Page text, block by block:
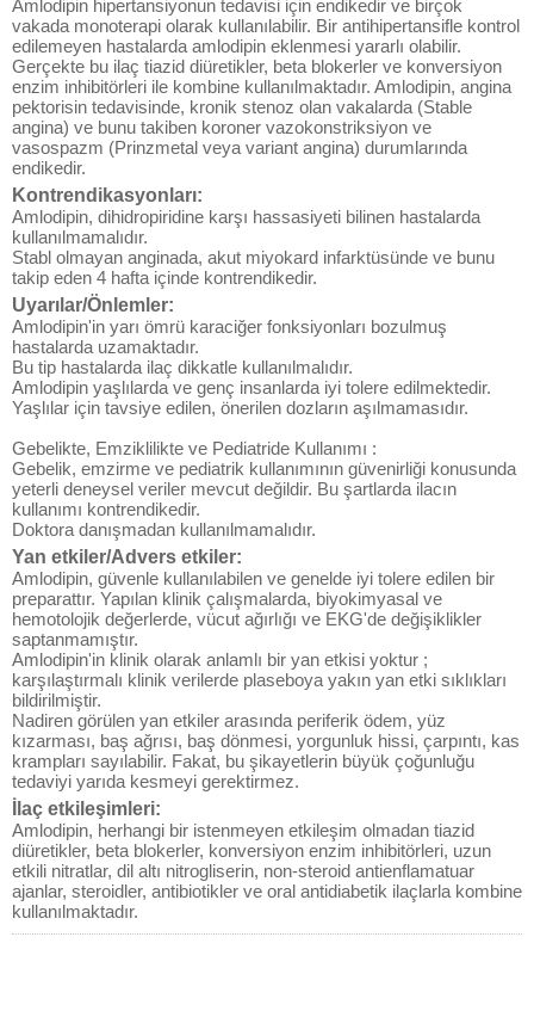
Amlodipin hipertansiyonun tedavisi için endikedir ve birçok
vakada monoterapi olarak kullanılabilir. Bir antihipertansifle kontrol
edilemeyen hastalarda amlodipin eklenmesi yararlı olabilir.
Gerçekte bu ilaç tiazid diüretikler, beta blokerler ve konversiyon
enzim inhibitörleri ile kombine kullanılmaktadır. Amlodipin, angina
pektorisin tedavisinde, kronik stenoz olan vakalarda (Stable
angina) ve bunu takiben koroner vazokonstriksiyon ve
vasospazm (Prinzmetal veya variant angina) durumlarında
endikedir.
Kontrendikasyonları:
Amlodipin, dihidropiridine karşı hassasiyeti bilinen hastalarda
kullanılmamalıdır.
Stabl olmayan anginada, akut miyokard infarktüsünde ve bunu
takip eden 4 hafta içinde kontrendikedir.
Uyarılar/Önlemler:
Amlodipin'in yarı ömrü karaciğer fonksiyonları bozulmuş
hastalarda uzamaktadır.
Bu tip hastalarda ilaç dikkatle kullanılmalıdır.
Amlodipin yaşlılarda ve genç insanlarda iyi tolere edilmektedir.
Yaşlılar için tavsiye edilen, önerilen dozların aşılmamasıdır.
Gebelikte, Emziklilikte ve Pediatride Kullanımı :
Gebelik, emzirme ve pediatrik kullanımının güvenirliği konusunda
yeterli deneysel veriler mevcut değildir. Bu şartlarda ilacın
kullanımı kontrendikedir.
Doktora danışmadan kullanılmamalıdır.
Yan etkiler/Advers etkiler:
Amlodipin, güvenle kullanılabilen ve genelde iyi tolere edilen bir
preparattır. Yapılan klinik çalışmalarda, biyokimyasal ve
hemotolojik değerlerde, vücut ağırlığı ve EKG'de değişiklikler
saptanmamıştır.
Amlodipin'in klinik olarak anlamlı bir yan etkisi yoktur ;
karşılaştırmalı klinik verilerde plaseboya yakın yan etki sıklıkları
bildirilmiştir.
Nadiren görülen yan etkiler arasında periferik ödem, yüz
kızarması, baş ağrısı, baş dönmesi, yorgunluk hissi, çarpıntı, kas
krampları sayılabilir. Fakat, bu şikayetlerin büyük çoğunluğu
tedaviyi yarıda kesmeyi gerektirmez.
İlaç etkileşimleri:
Amlodipin, herhangi bir istenmeyen etkileşim olmadan tiazid
diüretikler, beta blokerler, konversiyon enzim inhibitörleri, uzun
etkili nitratlar, dil altı nitrogliserin, non-steroid antienflamatuar
ajanlar, steroidler, antibiotikler ve oral antidiabetik ilaçlarla kombine
kullanılmaktadır.